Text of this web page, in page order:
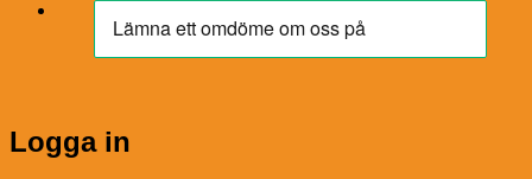
Logga in